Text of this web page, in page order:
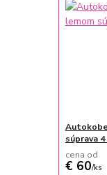
súprava 4
cena od
€ 60/ks